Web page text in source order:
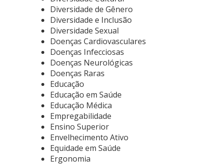
Diversidade de Gênero
Diversidade e Inclusão
Diversidade Sexual
Doenças Cardiovasculares
Doenças Infecciosas
Doenças Neurológicas
Doenças Raras
Educação
Educação em Saúde
Educação Médica
Empregabilidade
Ensino Superior
Envelhecimento Ativo
Equidade em Saúde
Ergonomia